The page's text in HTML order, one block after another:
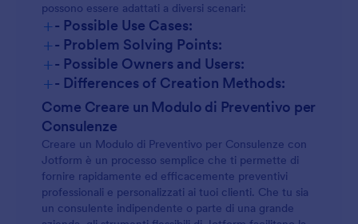
possono essere adattati a diversi scenari:
+- Possible Use Cases:
+- Problem Solving Points:
+- Possible Owners and Users:
+- Differences of Creation Methods:
Come Creare un Modulo di Preventivo per
Consulenze
Creare un Modulo di Preventivo per Consulenze con
Jotform è un processo semplice che ti permette di
fornire rapidamente ed efficacemente preventivi
professionali e personalizzati ai tuoi clienti. Che tu sia
un consulente indipendente o parte di una grande